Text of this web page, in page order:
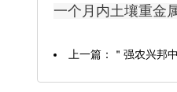
一个月内土壤重金
上一篇： ＂强农兴邦